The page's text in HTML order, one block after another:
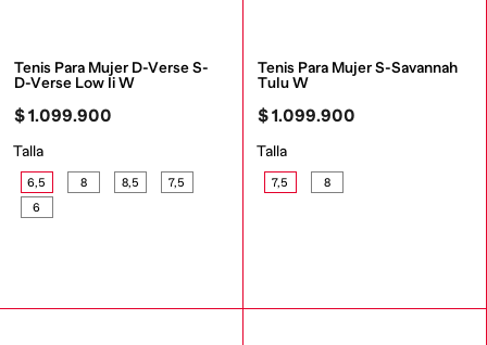
Tenis Para Mujer D-Verse S-
D-Verse Low Ii W
$1.099.900
Talla
6,5 8 8,5
7,5
6
Tenis Para Mujer S-Savannah
Tulu W
$1.099.900
Talla
7,5 8